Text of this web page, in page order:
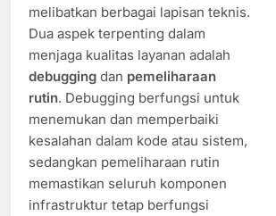
melibatkan berbagai lapisan teknis.
Dua aspek terpenting dalam
menjaga kualitas layanan adalah
debugging dan pemeliharaan
rutin. Debugging berfungsi untuk
menemukan dan memperbaiki
kesalahan dalam kode atau sistem,
sedangkan pemeliharaan rutin
memastikan seluruh komponen
infrastruktur tetap berfungsi